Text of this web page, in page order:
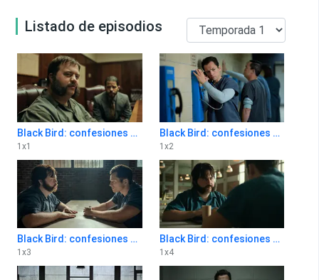
Listado de episodios
Black Bird: confesiones de un asesino 1x1
1 x1
Black Bird: confesiones de un asesino 1x2
1 x2
Black Bird: confesiones de un asesino 1x3
1 x3
Black Bird: confesiones de un asesino 1x4
1 x4